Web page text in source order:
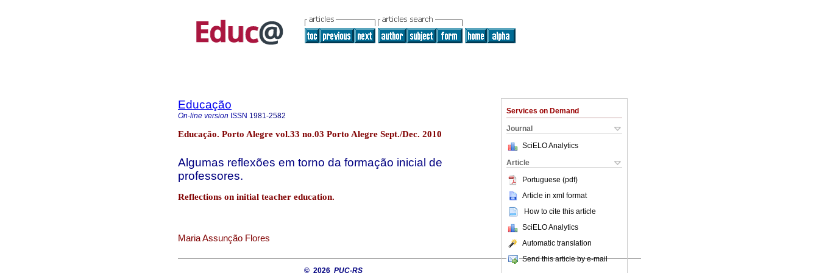
Services on Demand
Journal
SciELO Analytics
Article
Portuguese (pdf)
Article in xml format
How to cite this article
SciELO Analytics
Automatic translation
Send this article by e-mail
Educação
On-line version ISSN 1981-2582
Educação. Porto Alegre vol.33 no.03 Porto Alegre Sept./Dec. 2010
Algumas reflexões em torno da formação inicial de
professores.
Reflections on initial teacher education.
Maria Assunção Flores
© 2026 PUC-RS